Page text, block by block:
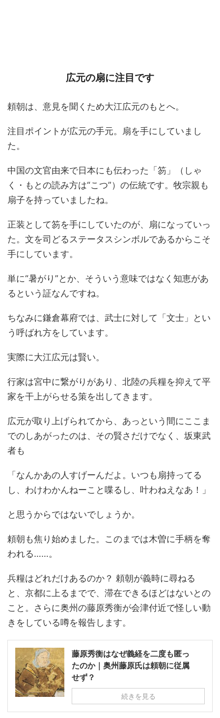
広元の扇に注目です
頼朝は、意見を聞くため大江広元のもとへ。
注目ポイントが広元の手元。扇を手にしていまし
た。
中国の文官由来で日本にも伝わった「笏」（しゃ
く・もとの読み方は“こつ”）の伝統です。牧宗親も
扇子を持っていましたね。
正装として笏を手にしていたのが、扇になっていっ
た。文を司どるステータスシンボルであるからこそ
手にしています。
単に“暑がり”とか、そういう意味ではなく知恵があ
るという証なんですね。
ちなみに鎌倉幕府では、武士に対して「文士」とい
う呼ばれ方をしています。
実際に大江広元は賢い。
行家は宮中に繋がりがあり、北陸の兵糧を抑えて平
家を干上がらせる策を出してきます。
広元が取り上げられてから、あっという間にここま
でのしあがったのは、その賢さだけでなく、坂東武
者も
「なんかあの人すげーんだよ。いつも扇持ってる
し、わけわかんねーこと喋るし、叶わねえなあ！」
と思うからではないでしょうか。
頼朝も焦り始めました。このまでは木曽に手柄を奪
われる……。
兵糧はどれだけあるのか？ 頼朝が義時に尋ねる
と、京都に上るまでで、滞在できるほどはないとの
こと。さらに奥州の藤原秀衡が会津付近で怪しい動
きをしている噂を報告します。
藤原秀衡はなぜ義経を二度も匿っ
たのか｜奥州藤原氏は頼朝に従属
せず？
続きを見る